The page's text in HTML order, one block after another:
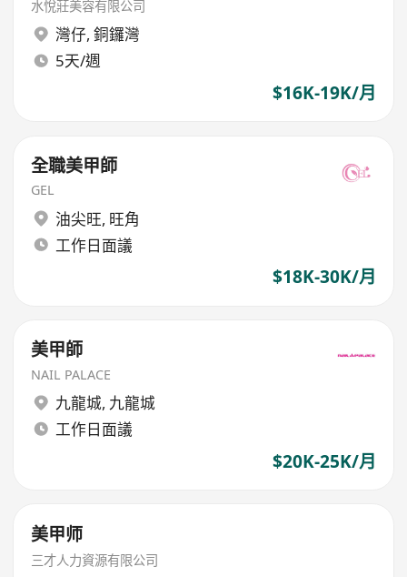
水悅莊美容有限公司
灣仔, 銅鑼灣
5天/週
$16K-19K/月
全職美甲師
GEL
油尖旺, 旺角
工作日面議
$18K-30K/月
美甲師
NAIL PALACE
九龍城, 九龍城
工作日面議
$20K-25K/月
美甲师
三才人力資源有限公司